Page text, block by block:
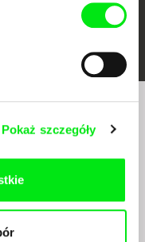
Pokaż szczegóły
newsletter z